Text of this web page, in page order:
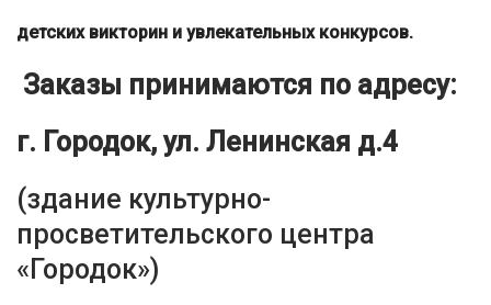
детских викторин и увлекательных конкурсов.
Заказы принимаются по адресу:
г. Городок, ул. Ленинская д.4
(здание культурно-
просветительского центра
«Городок»)